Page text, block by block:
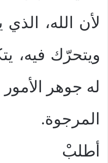
لأن الله،
ويتحرّك فيه،
له جوهر الأمور
المرجوة.
أطلبْ